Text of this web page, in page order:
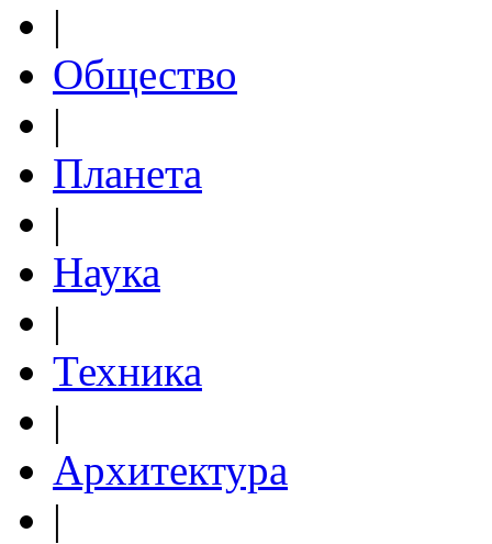
|
Общество
|
Планета
|
Наука
|
Техника
|
Архитектура
|